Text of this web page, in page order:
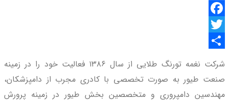
Facebook
Twitter
گذاری
شرکت نغمه تورنگ طلایی از سال ۱۳۸۶ فعالیت خود را در زمینه
صنعت طیور به صورت تخصصی با کادری مجرب از دامپزشکان،
مهندسین دامپروری و متخصصین بخش طیور در زمینه پرورش